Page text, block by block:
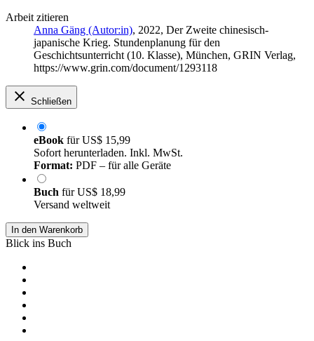
Arbeit zitieren
Anna Gäng (Autor:in), 2022, Der Zweite chinesisch-
japanische Krieg. Stundenplanung für den
Geschichtsunterricht (10. Klasse), München, GRIN Verlag,
https://www.grin.com/document/1293118
Schließen
eBook fürUS$ 15,99
Sofort herunterladen. Inkl. MwSt.
Format: PDF – für alle Geräte
Buch fürUS$ 18,99
Versand weltweit
In den Warenkorb
Blick ins Buch